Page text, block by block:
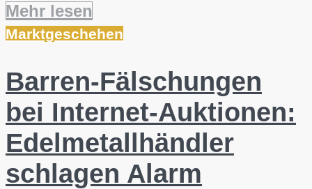
Mehr lesen
Marktgeschehen
Barren-Fälschungen
bei Internet-Auktionen:
Edelmetallhändler
schlagen Alarm